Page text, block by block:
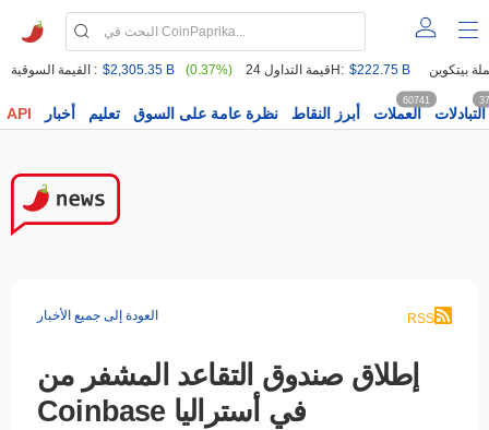
القيمة السوقية : $2,305.35 B (0.37%) قيمة التداول 24H: $222.75 B
API أخبار تعليم نظرة عامة على السوق أبرز النقاط العملات
60741
التبادلات
العودة إلى جميع الأخبار RSS
إطلاق صندوق التقاعد المشفر من
Coinbase في أستراليا